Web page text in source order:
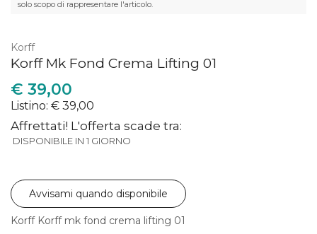
solo scopo di rappresentare l'articolo.
Korff
Korff Mk Fond Crema Lifting 01
€ 39,00
Listino: € 39,00
Affrettati! L'offerta scade tra:
DISPONIBILE IN 1 GIORNO
Avvisami quando disponibile
Korff Korff mk fond crema lifting 01